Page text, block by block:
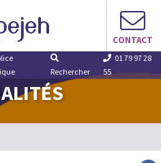
CONTACT
Rechercher
01 79 97 28
55